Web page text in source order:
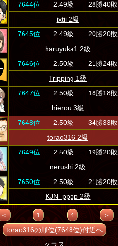
7644位
2.49級
28勝40敗
ixtii 2級
7645位
2.49級
20勝20敗
haruyuka1 2級
7646位
2.50級
21勝24敗
Tripping 1級
7647位
2.50級
18勝18敗
hierou 3級
7648位
2.50級
34勝33敗
torao316 2級
7649位
2.50級
19勝20敗
nerushi 2級
7650位
2.50級
21勝20敗
KJN_pppp 2級
＜ 1 4
＞
torao316の順位(7648位)付近へ
クラス